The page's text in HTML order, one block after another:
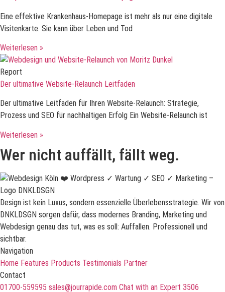
Eine effektive Krankenhaus-Homepage ist mehr als nur eine digitale
Visitenkarte. Sie kann über Leben und Tod
Weiterlesen »
Report
Der ultimative Website-Relaunch Leitfaden
Der ultimative Leitfaden für Ihren Website-Relaunch: Strategie,
Prozess und SEO für nachhaltigen Erfolg Ein Website-Relaunch ist
Weiterlesen »
Wer nicht auffällt, fällt weg.
Design ist kein Luxus, sondern essenzielle Überlebensstrategie. Wir von
DNKLDSGN sorgen dafür, dass modernes Branding, Marketing und
Webdesign genau das tut, was es soll: Auffallen. Professionell und
sichtbar.
Navigation
Home Features Products Testimonials Partner
Contact
01700-559595 sales@jourrapide.com Chat with an Expert 3506